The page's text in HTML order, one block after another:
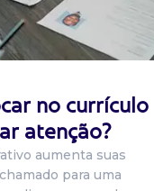
no currículo
atenção?
aumenta suas
para uma